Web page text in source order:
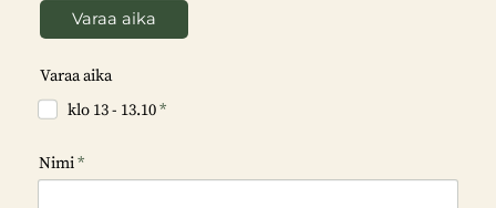
Varaa aika
Varaa aika
klo 13 - 13.10*
Nimi*